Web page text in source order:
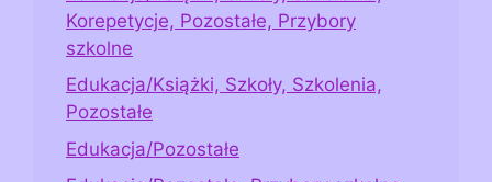
Korepetycje, Pozostałe, Przybory
szkolne
Edukacja/Książki, Szkoły, Szkolenia,
Pozostałe
Edukacja/Pozostałe